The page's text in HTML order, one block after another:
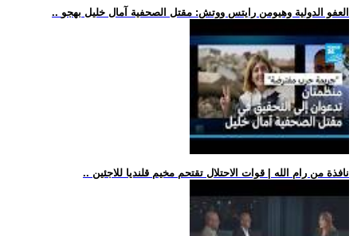
.. العفو الدولية وهيومن رايتس ووتش: مقتل الصحفية آمال خليل بهجو
.. نافذة من رام الله | قوات الاحتلال تقتحم مخيم قلنديا للاجئين